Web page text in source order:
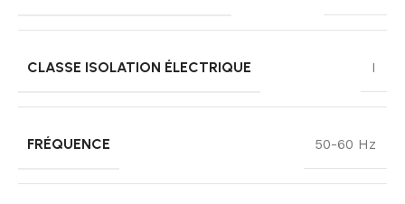
CLASSE ISOLATION ÉLECTRIQUE I
FRÉQUENCE 50-60 Hz